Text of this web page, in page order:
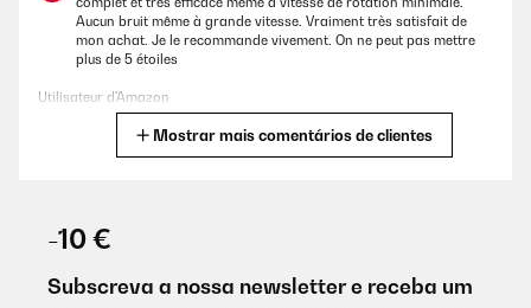
Aucun bruit même à grande vitesse. Vraiment très satisfait de
mon achat. Je le recommande vivement. On ne peut pas mettre
plus de 5 étoiles
Utilisateur d'Amazon
Mostrar mais comentários de clientes
-10 €
Subscreva a nossa newsletter e receba um